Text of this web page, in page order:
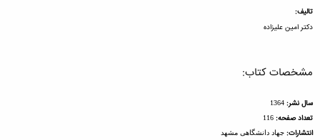
تاليف:
دكتر امين عليزاده
مشخصات کتاب:
سال نشر:
تعداد صفحه:
انتشارات: جهاد دانشگاهی مشهد